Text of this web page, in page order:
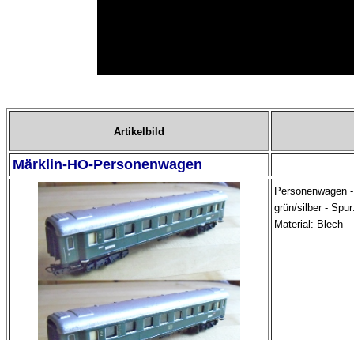
Artikelbild
Märklin-HO-Personenwagen
Personenwagen
grün/silber -
Material: Blech